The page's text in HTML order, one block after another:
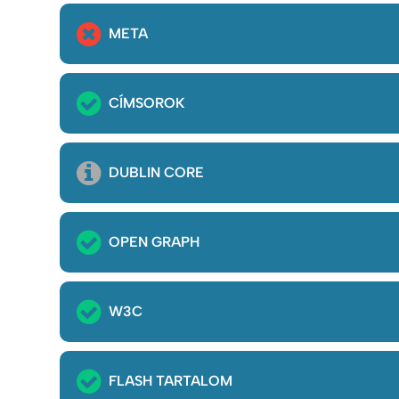
META
CÍMSOROK
DUBLIN CORE
OPEN GRAPH
W3C
FLASH TARTALOM